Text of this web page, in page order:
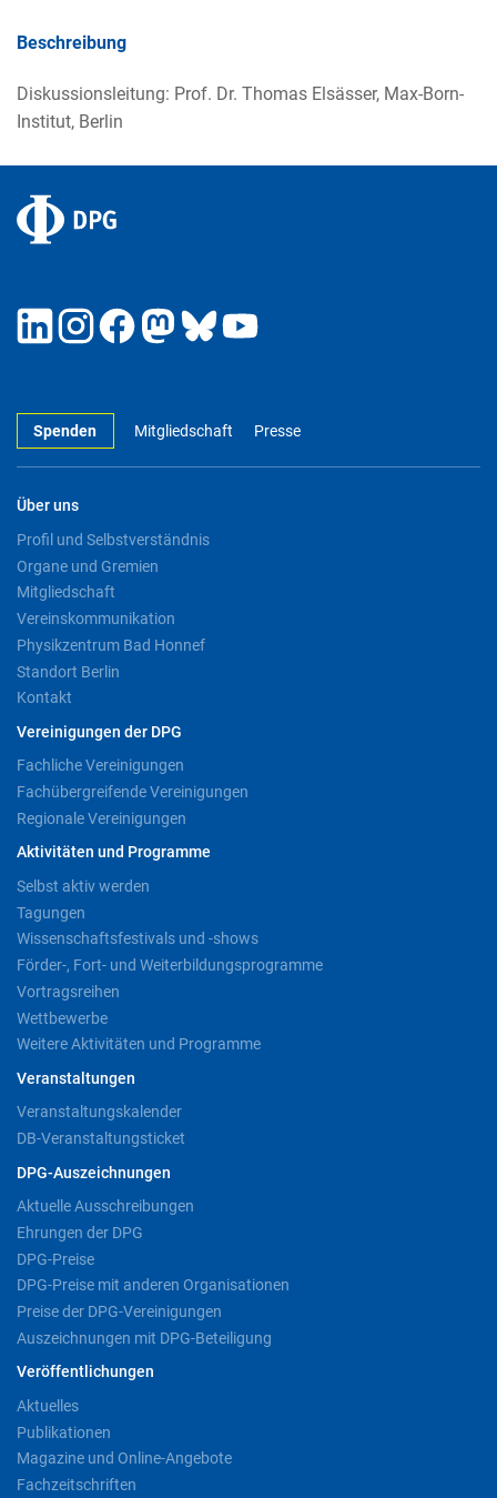
Beschreibung
Diskussionsleitung: Prof. Dr. Thomas Elsässer, Max-Born-
Institut, Berlin
Spenden Mitgliedschaft Presse
Über uns
Profil und Selbstverständnis
Organe und Gremien
Mitgliedschaft
Vereinskommunikation
Physikzentrum Bad Honnef
Standort Berlin
Kontakt
Vereinigungen der DPG
Fachliche Vereinigungen
Fachübergreifende Vereinigungen
Regionale Vereinigungen
Aktivitäten und Programme
Selbst aktiv werden
Tagungen
Wissenschaftsfestivals und -shows
Förder-, Fort- und Weiterbildungsprogramme
Vortragsreihen
Wettbewerbe
Weitere Aktivitäten und Programme
Veranstaltungen
Veranstaltungskalender
DB-Veranstaltungsticket
DPG-Auszeichnungen
Aktuelle Ausschreibungen
Ehrungen der DPG
DPG-Preise
DPG-Preise mit anderen Organisationen
Preise der DPG-Vereinigungen
Auszeichnungen mit DPG-Beteiligung
Veröffentlichungen
Aktuelles
Publikationen
Magazine und Online-Angebote
Fachzeitschriften